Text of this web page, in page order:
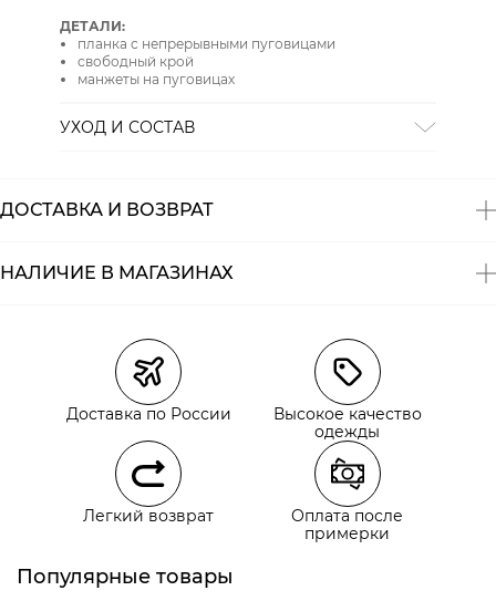
ДЕТАЛИ:
планка с непрерывными пуговицами
свободный крой
манжеты на пуговицах
УХОД И СОСТАВ
запрещена
Состав: 100% хлопок
ДОСТАВКА И ВОЗВРАТ
Курьерская доставка СДЭК
Самовывоз из пункта выдачи СДЭК
Самовывоз из наших магазинов
Курьерская доставка СДЭК
Самовывоз из пункта выдачи СДЭК
НАЛИЧИЕ В МАГАЗИНАХ
Доставка по России
Высокое качество
одежды
Легкий возврат
Оплата после
примерки
Популярные товары